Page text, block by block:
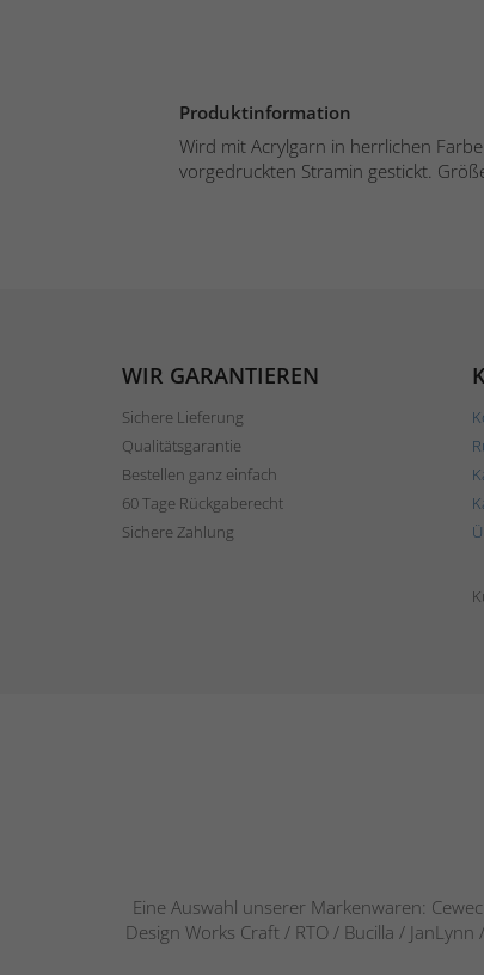
Produktinformation
Wird mit Acrylgarn in herrlichen
vorgedruckten Stramin gestickt.
WIR GARANTIEREN
Sichere Lieferung
Qualitätsgarantie
Bestellen ganz einfach
60 Tage Rückgaberecht
Sichere Zahlung
Eine Auswahl unserer Markenwaren:
Design Works Craft / RTO / Bucilla /